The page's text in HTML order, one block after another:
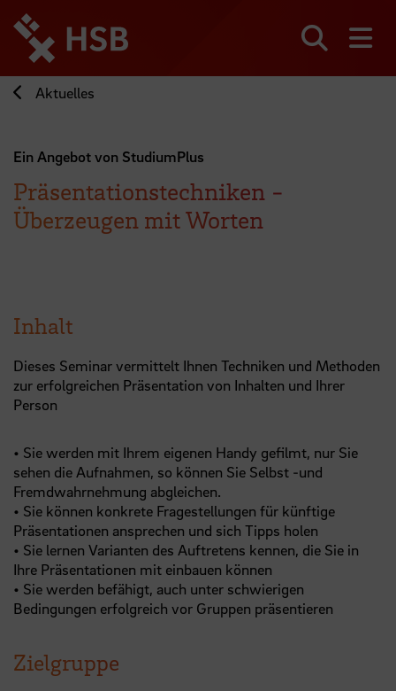
zum
Seiteninhalt
springen
Aktuelles
Ein Angebot von StudiumPlus
Präsentationstechniken -
Überzeugen mit Worten
Inhalt
Dieses Seminar vermittelt Ihnen Techniken und Methoden
zur erfolgreichen Präsentation von Inhalten und Ihrer
Person
• Sie werden mit Ihrem eigenen Handy gefilmt, nur Sie
sehen die Aufnahmen, so können Sie Selbst -und
Fremdwahrnehmung abgleichen.
• Sie können konkrete Fragestellungen für künftige
Präsentationen ansprechen und sich Tipps holen
• Sie lernen Varianten des Auftretens kennen, die Sie in
Ihre Präsentationen mit einbauen können
• Sie werden befähigt, auch unter schwierigen
Bedingungen erfolgreich vor Gruppen präsentieren
Zielgruppe